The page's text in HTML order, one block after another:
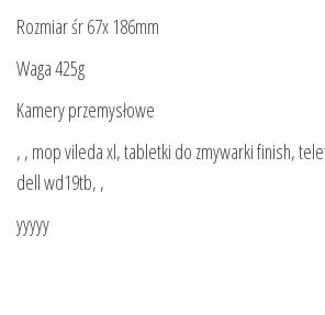
Rozmiar śr 67x 186mm
Waga 425g
Kamery przemysłowe
, , mop vileda xl, tabletki do zmywarki finish,
dell wd19tb, ,
yyyyy